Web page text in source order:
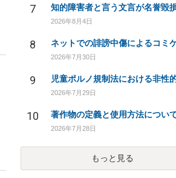
7
2026年8月4日
8
2026年7月30日
9
2026年7月29日
10 著作物の定義と使用方法につい
2026年7月28日
もっと見る